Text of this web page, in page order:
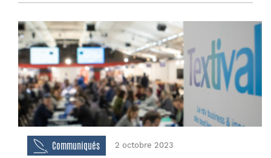
Communiqués 2 octobre 2023